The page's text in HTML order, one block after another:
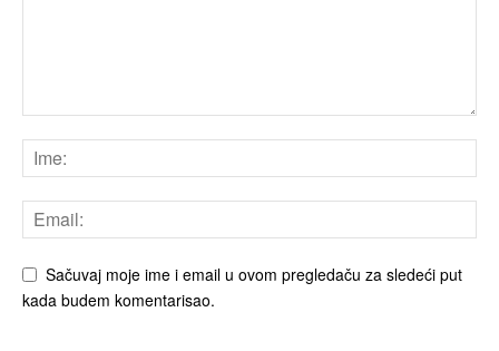
Sačuvaj moje ime i email u ovom pregledaču za sledeći put
kada budem komentarisao.